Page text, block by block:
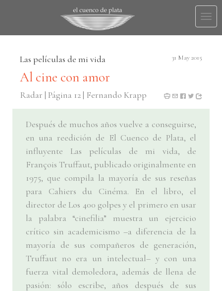
Las películas de mi vida 31 May 2015
Al cine con amor
Radar | Página 12 | Fernando Krapp
Después de muchos años vuelve a conseguirse,
en una reedición de El Cuenco de Plata, el
influyente Las películas de mi vida, de
François Truffaut, publicado originalmente en
1975, que compila la mayoría de sus reseñas
para Cahiers du Cinéma. En el libro, el
director de Los 400 golpes y el primero en usar
la palabra “cinefilia” muestra un ejercicio
crítico sin academicismo –a diferencia de la
mayoría de sus compañeros de generación,
Truffaut no era un intelectual– y con una
fuerza vital demoledora, además de llena de
pasión: sólo escribe, años después de sus